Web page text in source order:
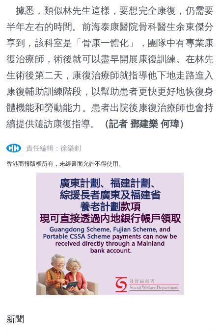
據悉，類似林先生這樣，要想完全康復，仍需要
半年左右的時間。前海泰康醫院骨科醫生余東傑分
享到，該科室是「骨康一體化」，團隊中有專業康
復治療師，術後就可以盡早開展康復訓練。在林先
生術後第二天，康復治療師就指導他下地走路進入
康復輔助訓練階段，以幫助患者更快更好地恢復身
體機能和勞動能力。患者出院後康復治療師也會持
續提供隨訪康復指導。
（記者 鄧建樂 何瑋）
責任編輯：徐樂釗
香港商報版權所有，未經書面允許不得使用。
新聞